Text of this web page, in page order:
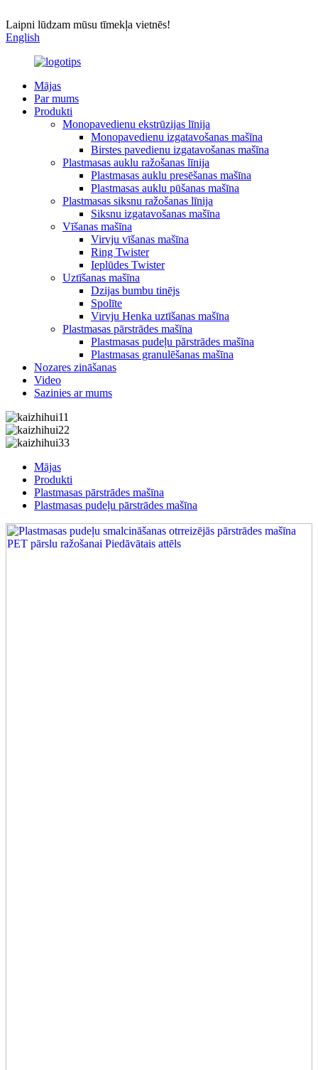
Laipni lūdzam mūsu tīmekļa vietnēs!
English
Mājas
Par mums
Produkti
Monopavedienu ekstrūzijas līnija
Monopavedienu izgatavošanas mašīna
Birstes pavedienu izgatavošanas mašīna
Plastmasas auklu ražošanas līnija
Plastmasas auklu presēšanas mašīna
Plastmasas auklu pūšanas mašīna
Plastmasas siksnu ražošanas līnija
Siksnu izgatavošanas mašīna
Vīšanas mašīna
Virvju vīšanas mašīna
Ring Twister
Ieplūdes Twister
Uztīšanas mašīna
Dzijas bumbu tinējs
Spolīte
Virvju Henka uztīšanas mašīna
Plastmasas pārstrādes mašīna
Plastmasas pudeļu pārstrādes mašīna
Plastmasas granulēšanas mašīna
Nozares zināšanas
Video
Sazinies ar mums
Mājas
Produkti
Plastmasas pārstrādes mašīna
Plastmasas pudeļu pārstrādes mašīna